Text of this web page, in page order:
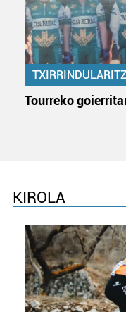
Tourreko
KIROLA